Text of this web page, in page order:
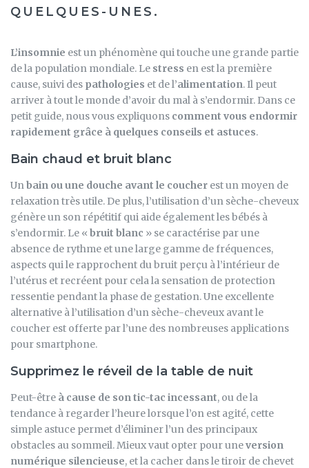
QUELQUES-UNES.
L’insomnie est un phénomène qui touche une grande partie
de la population mondiale. Le stress en est la première
cause, suivi des pathologies et de l’alimentation. Il peut
arriver à tout le monde d’avoir du mal à s’endormir. Dans ce
petit guide, nous vous expliquons comment vous endormir
rapidement grâce à quelques conseils et astuces.
Bain chaud et bruit blanc
Unbain ou une douche avant le coucher est un moyen de
relaxation très utile. De plus, l’utilisation d’un sèche-cheveux
génère un son répétitif qui aide également les bébés à
s’endormir. Le « bruit blanc » se caractérise par une
absence de rythme et une large gamme de fréquences,
aspects qui le rapprochent du bruit perçu à l’intérieur de
l’utérus et recréent pour cela la sensation de protection
ressentie pendant la phase de gestation. Une excellente
alternative à l’utilisation d’un sèche-cheveux avant le
coucher est offerte par l’une des nombreuses applications
pour smartphone.
Supprimez le réveil de la table de nuit
Peut-être à cause de son tic-tac incessant, ou de la
tendance à regarder l’heure lorsque l’on est agité, cette
simple astuce permet d’éliminer l’un des principaux
obstacles au sommeil. Mieux vaut opter pour uneversion
numérique silencieuse, et la cacher dans le tiroir de chevet